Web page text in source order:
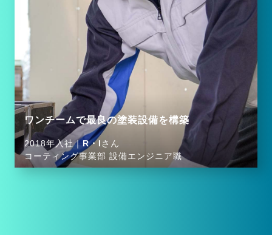
ワンチームで最良の塗装設備を構築
2018年入社｜ R・I さん
コーティング事業部 設備エンジニア職